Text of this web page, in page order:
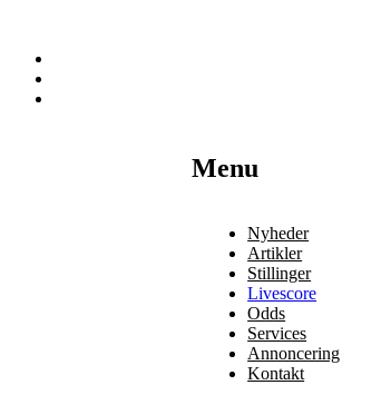
Menu
Nyheder
Artikler
Stillinger
Livescore
Odds
Services
Annoncering
Kontakt